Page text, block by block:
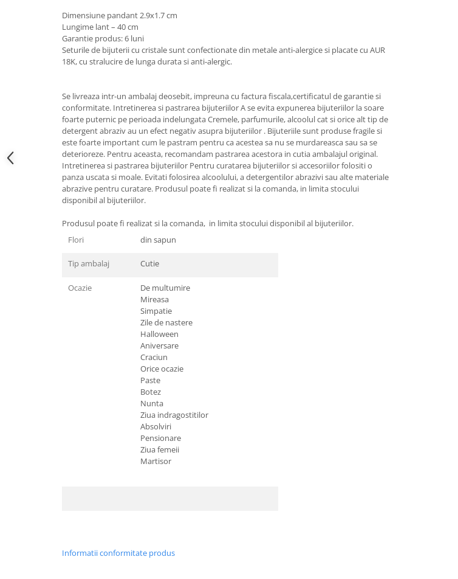
Cadouri Colegi, sefi sau angajati
Cadouri pentru Doctori
Cadouri pentru Sfânta Maria
Dimensiune pandant 2.9x1.7 cm
Lungime lant – 40 cm
Garantie produs: 6 luni
Seturile de bijuterii cu cristale sunt confectionate din metale anti-alergice si placate cu AUR
18K, cu stralucire de lunga durata si anti-alergic.
Se livreaza intr-un ambalaj deosebit, impreuna cu factura fiscala,certificatul de garantie si
conformitate. Intretinerea si pastrarea bijuteriilor A se evita expunerea bijuteriilor la soare
foarte puternic pe perioada indelungata Cremele, parfumurile, alcoolul cat si orice alt tip de
detergent abraziv au un efect negativ asupra bijuteriilor . Bijuteriile sunt produse fragile si
este foarte important cum le pastram pentru ca acestea sa nu se murdareasca sau sa se
deterioreze. Pentru aceasta, recomandam pastrarea acestora in cutia ambalajul original.
Intretinerea si pastrarea bijuteriilor Pentru curatarea bijuteriilor si accesoriilor folositi o
panza uscata si moale. Evitati folosirea alcoolului, a detergentilor abrazivi sau alte materiale
abrazive pentru curatare. Produsul poate fi realizat si la comanda, in limita stocului
disponibil al bijuteriilor.
Produsul poate fi realizat si la comanda, in limita stocului disponibil al bijuteriilor.
Flori
din sapun
Tip ambalaj Cutie
Ocazie
De multumire
Mireasa
Simpatie
Zile de nastere
Halloween
Aniversare
Craciun
Orice ocazie
Paste
Botez
Nunta
Ziua indragostitilor
Absolviri
Pensionare
Ziua femeii
Martisor
Informatii conformitate produs